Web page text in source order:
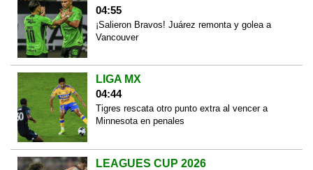
04:55
¡Salieron Bravos! Juárez remonta y golea a
Vancouver
LIGA MX
04:44
Tigres rescata otro punto extra al vencer a
Minnesota en penales
LEAGUES CUP 2026